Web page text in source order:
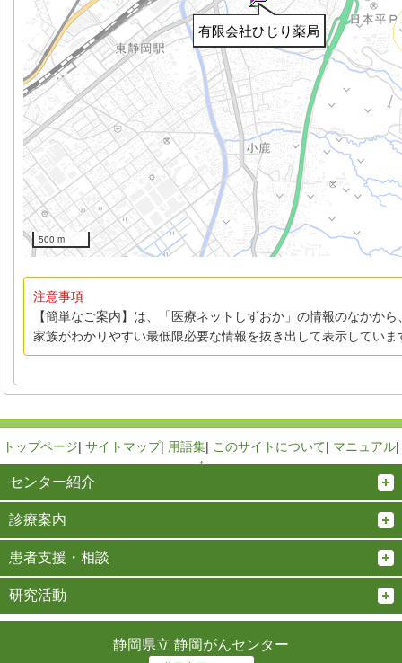
有限会社ひじり薬局
500 m
注意事項
【簡単なご案内】は、「医療ネットしずおか」の情報のなかか
家族がわかりやすい最低限必要な情報を抜き出して表示していま
トップページ| サイトマップ| 用語集| このサイトについて| マニュアル|
↑
センター紹介
診療案内
患者支援・相談
研究活動
静岡県立 静岡がんセンター